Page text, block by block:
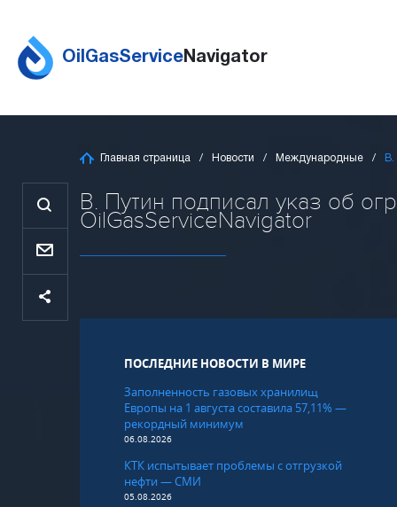
OilGasServiceNavigator
Главная страница Новости Международные В.
В. Путин подписал указ об
OilGasServiceNavigator
ПОСЛЕДНИЕ НОВОСТИ В МИРЕ
Заполненность газовых хранилищ
Европы на 1 августа составила 57,11% —
рекордный минимум
06.08.2026
КТК испытывает проблемы с отгрузкой
нефти — СМИ
05.08.2026